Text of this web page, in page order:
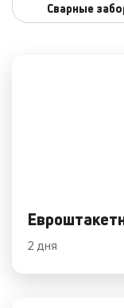
Сварные
2 дня